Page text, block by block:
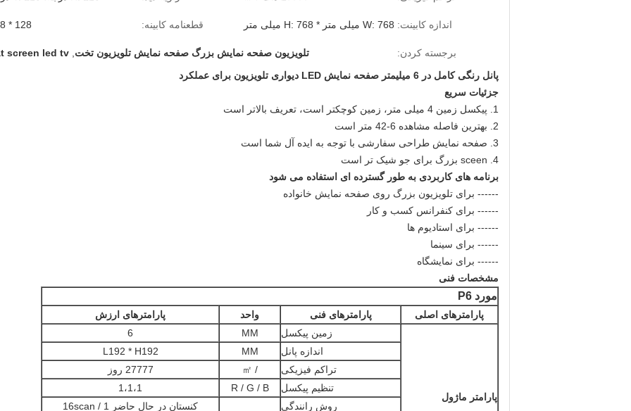
اندازه کابینت: W: 768 میلی متر * H: 768 میلی متر قطعنامه کابینه: 128 * 128
برجسته کردن: تلویزیون صفحه نمایش بزرگ صفحه نمایش تلویزیون تخت screen led tv
پانل رنگی کامل در 6 میلیمتر صفحه نمایش LED دیواری تلویزیون برای عملکرد
جزئیات سریع
1. پیکسل زمین 4 میلی متر، زمین کوچکتر است، تعریف بالاتر است
2. بهترین فاصله مشاهده 6-42 متر است
3. صفحه نمایش طراحی سفارشی با توجه به ایده آل شما است
4. sceen بزرگ برای جو شیک تر است
برنامه های کاربردی به طور گسترده ای استفاده می شود
------ برای تلویزیون بزرگ روی صفحه نمایش خانواده
------ برای کنفرانس کسب و کار
------ برای استادیوم ها
------ برای سینما
------ برای نمایشگاه
مشخصات فنی
مورد P6
پارامترهای اصلی پارامترهای فنی واحد پارامترهای ارزش
پارامتر ماژول
زمین پیکسل MM
6
اندازه پانل
MM
L192 * H192
تراکم فیزیکی
/ ㎡
27777 روز
تنظیم پیکسل
R / G / B
1،1،1
روش رانندگی
کنستان در حال حاضر 1 / 16scan